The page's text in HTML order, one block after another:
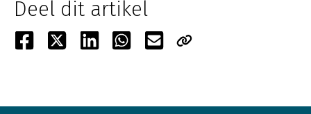
Deel dit artikel